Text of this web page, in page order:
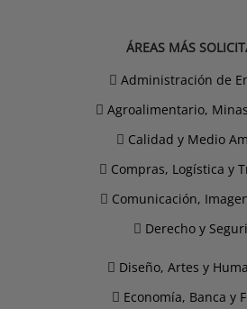
ÁREAS MÁS
Administración de
Agroalimentario,
Calidad y Medio
Compras, Logística y
Comunicación,
Derecho y
Diseño, Artes y
Economía, Banca y